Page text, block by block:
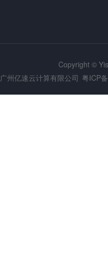
Copyright ©
广州亿速云计算有限公司 粤ICP